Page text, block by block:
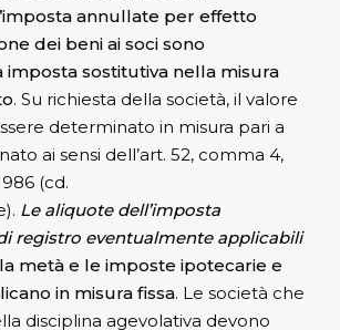
annullate per effetto
dei beni ai soci sono
imposta sostitutiva nella misura
. Su richiesta della società, il valore
determinato in misura pari a
ai sensi dell’art. 52, comma 4,
(cd.
Le aliquote dell’imposta
registro eventualmente applicabili
metà e le imposte ipotecarie e
in misura fissa. Le società che
disciplina agevolativa devono